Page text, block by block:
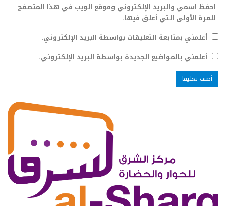
احفظ اسمي والبريد الإلكتروني وموقع الويب في هذا المتصفح
للمرة الأولى التي أعلق فيها.
أعلمني بمتابعة التعليقات بواسطة البريد الإلكتروني.
أعلمني بالمواضيع الجديدة بواسطة البريد الإلكتروني.